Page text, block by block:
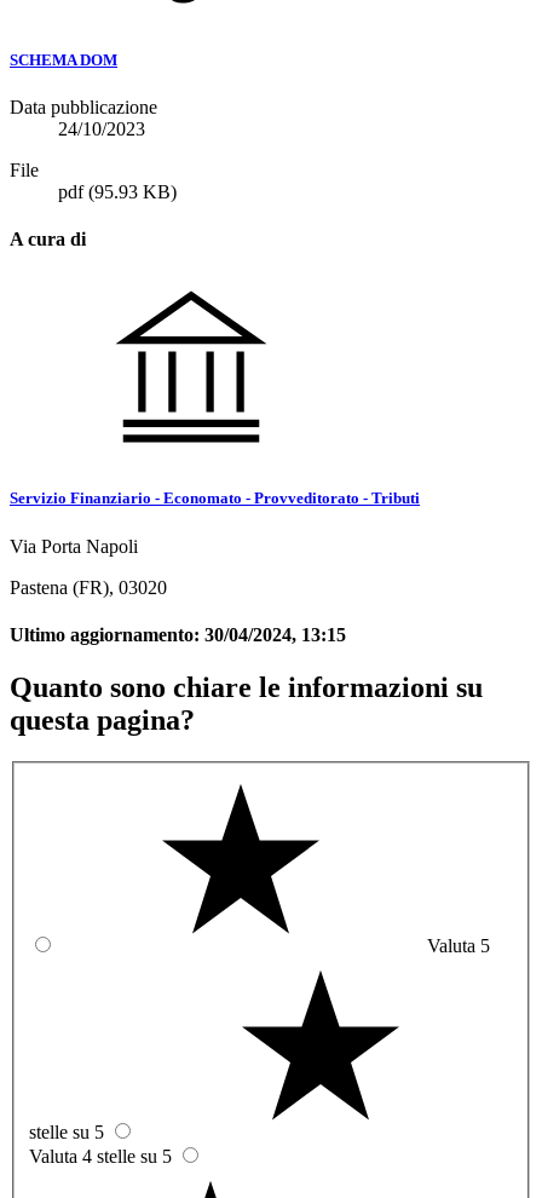
SCHEMA DOM
Data pubblicazione
24/10/2023
File
pdf(95.93 KB)
A cura di
Servizio Finanziario - Economato - Provveditorato - Tributi
Via Porta Napoli
Pastena (FR), 03020
Ultimo aggiornamento: 30/04/2024, 13:15
Quanto sono chiare le informazioni su
questa pagina?
Valuta 5
stelle su 5
Valuta 4 stelle su 5